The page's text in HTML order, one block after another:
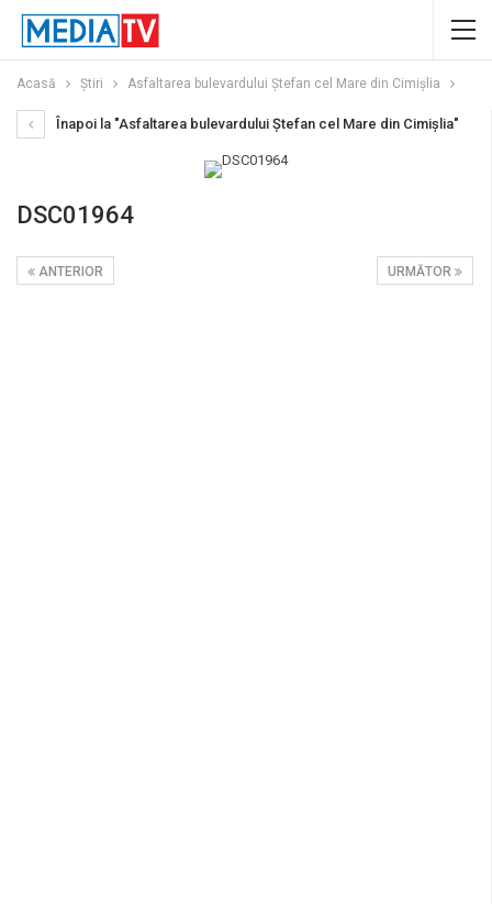
Acasă Știri Asfaltarea bulevardului Ştefan cel Mare din Cimişlia
Înapoi la "Asfaltarea bulevardului Ştefan cel Mare din Cimişlia"
DSC01964
URMĂTOR
ANTERIOR